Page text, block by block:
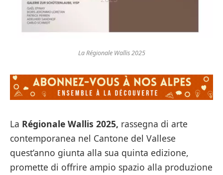
La Régionale Wallis 2025
La Régionale Wallis 2025, rassegna di arte
contemporanea nel Cantone del Vallese
quest’anno giunta alla sua quinta edizione,
promette di offrire ampio spazio alla produzione